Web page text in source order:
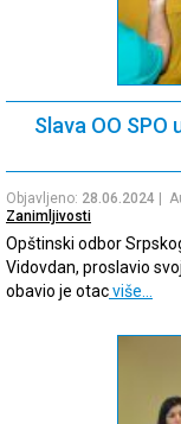
Slava OO
Objavljeno: 28.06.2024 |
Zanimljivosti
Opštinski odbor
Vidovdan, proslavio
obavio je otacviše…